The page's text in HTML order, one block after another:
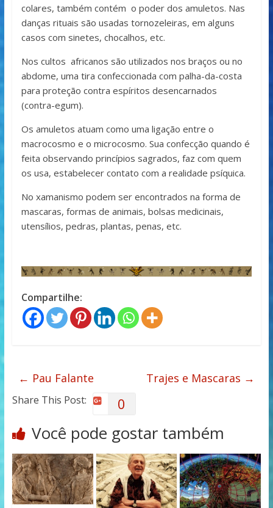
colares, também contém o poder dos amuletos. Nas
danças rituais são usadas tornozeleiras, em alguns
casos com sinetes, chocalhos, etc.
Nos cultos africanos são utilizados nos braços ou no
abdome, uma tira confeccionada com palha-da-costa
para proteção contra espíritos desencarnados
(contra-egum).
Os amuletos atuam como uma ligação entre o
macrocosmo e o microcosmo. Sua confecção quando é
feita observando princípios sagrados, faz com quem
os usa, estabelecer contato com a realidade psíquica.
No xamanismo podem ser encontrados na forma de
mascaras, formas de animais, bolsas medicinais,
utensílios, pedras, plantas, penas, etc.
Compartilhe:
← Pau Falante Trajes e Mascaras →
Share This Post: 0
Você pode gostar também